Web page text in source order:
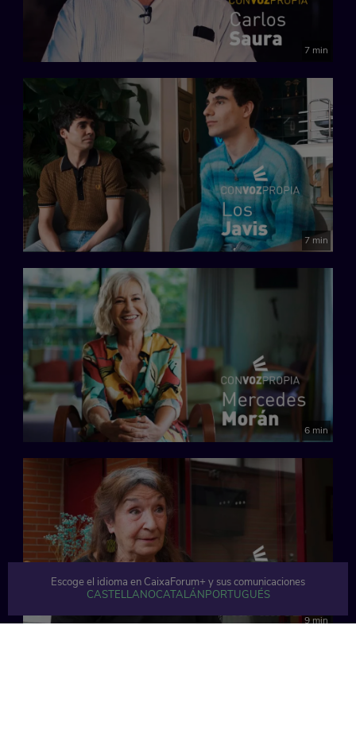
7 min
7 min
6 min
9 min
Escoge el idioma en CaixaForum+ y sus comunicaciones
CASTELLANOCATALÁNPORTUGUÉS